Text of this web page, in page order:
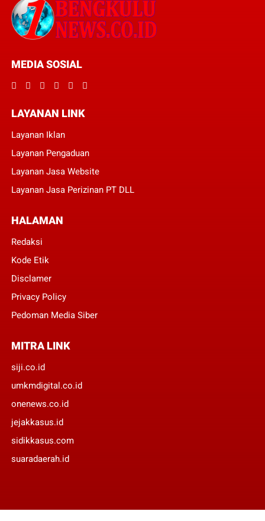
MEDIA SOSIAL
LAYANAN LINK
Layanan Iklan
Layanan Pengaduan
Layanan Jasa Website
Layanan Jasa Perizinan PT DLL
HALAMAN
Redaksi
Kode Etik
Disclamer
Privacy Policy
Pedoman Media Siber
MITRA LINK
siji.co.id
umkmdigital.co.id
onenews.co.id
jejakkasus.id
sidikkasus.com
suaradaerah.id